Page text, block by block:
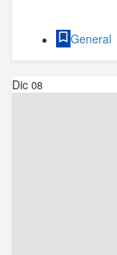
General
Dic 08